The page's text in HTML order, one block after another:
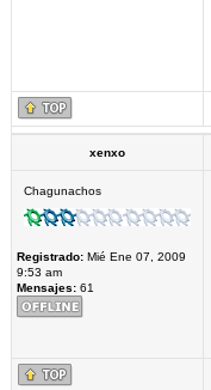
xenxo
Chagunachos
Registrado:Mié Ene 07, 2009
9:53 am
Mensajes:61